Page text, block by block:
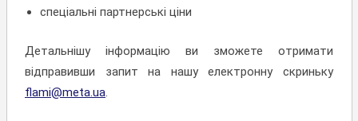
спеціальні партнерські ціни
Детальнішу інформацію ви зможете отримати
відправивши запит на нашу електронну скриньку
flami@meta.ua.